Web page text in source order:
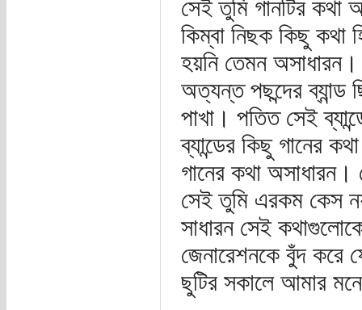
সেই তুমি গানটির কথা
কিম্বা নিছক কিছু কথা
হয়নি তেমন অসাধারন।
অত্যন্ত পছন্দের
পাখা। পতিত সেই
ব্যান্ডের কিছু গানের
গানের কথা
সেই তুমি এরকম কেস
সাধারন সেই
জেনারেশনকে বুঁদ করে
ছুটির সকালে আমার